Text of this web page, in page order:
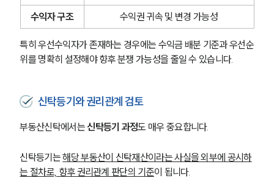
수익자 구조
수익권 귀속 및 변경 가능성
특히 우선수익자가 존재하는 경우에는 수익금 배분 기준과 우선순
위를 명확히 설정해야 향후 분쟁 가능성을 줄일 수 있습니다.
신탁등기와 권리관계 검토
부동산신탁에서는 신탁등기 과정도 매우 중요합니다.
신탁등기는 해당 부동산이 신탁재산이라는 사실을 외부에 공시하
는 절차로, 향후 권리관계 판단의 기준이 됩니다.